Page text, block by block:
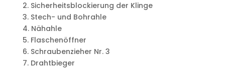
2. Sicherheitsblockierung der Klinge
3. Stech- und Bohrahle
4. Nähahle
5. Flaschenöffner
6. Schraubenzieher Nr. 3
7. Drahtbieger